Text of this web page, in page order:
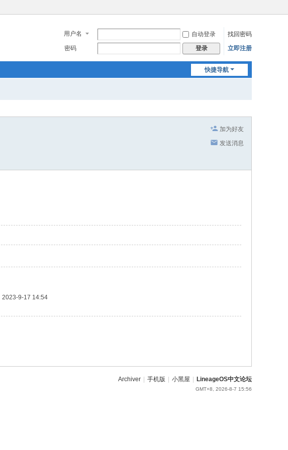
用户名 自动登录
找回密码
密码
登录 立即注册
快捷导航
加为好友
发送消息
2023-9-17 14:54
Archiver 手机版 小黑屋 LineageOS中文论坛
GMT+8, 2026-8-7 15:56